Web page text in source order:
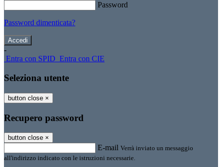
Password
Password dimenticata?
-
Entra con SPID Entra con CIE
Seleziona utente
button close ×
Recupero password
button close ×
E-mail Verrà inviato un messaggio
all'indirizzo indicato con le istruzioni necessarie.